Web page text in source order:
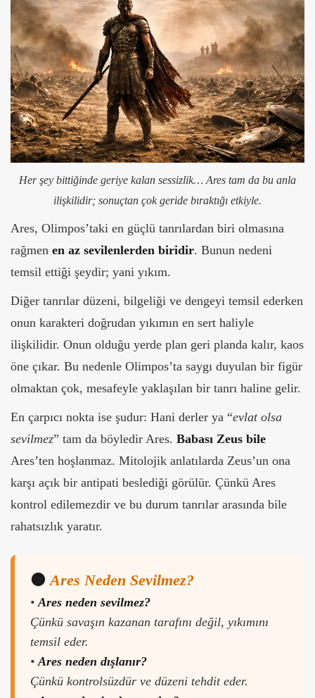
Her şey bittiğinde geriye kalan sessizlik… Ares tam da bu anla
ilişkilidir; sonuçtan çok geride bıraktığı etkiyle.
Ares, Olimpos’taki en güçlü tanrılardan biri olmasına
rağmen en az sevilenlerden biridir. Bunun nedeni
temsil ettiği şeydir; yani yıkım.
Diğer tanrılar düzeni, bilgeliği ve dengeyi temsil ederken
onun karakteri doğrudan yıkımın en sert haliyle
ilişkilidir. Onun olduğu yerde plan geri planda kalır, kaos
öne çıkar. Bu nedenle Olimpos’ta saygı duyulan bir figür
olmaktan çok, mesafeyle yaklaşılan bir tanrı haline gelir.
En çarpıcı nokta ise şudur: Hani derler ya “evlat olsa
sevilmez” tam da böyledir Ares. Babası Zeus bile
Ares’ten hoşlanmaz. Mitolojik anlatılarda Zeus’un ona
karşı açık bir antipati beslediği görülür. Çünkü Ares
kontrol edilemezdir ve bu durum tanrılar arasında bile
rahatsızlık yaratır.
🟠Ares Neden Sevilmez?
•Ares neden sevilmez?
Çünkü savaşın kazanan tarafını değil, yıkımını
temsil eder.
• Ares neden dışlanır?
Çünkü kontrolsüzdür ve düzeni tehdit eder.